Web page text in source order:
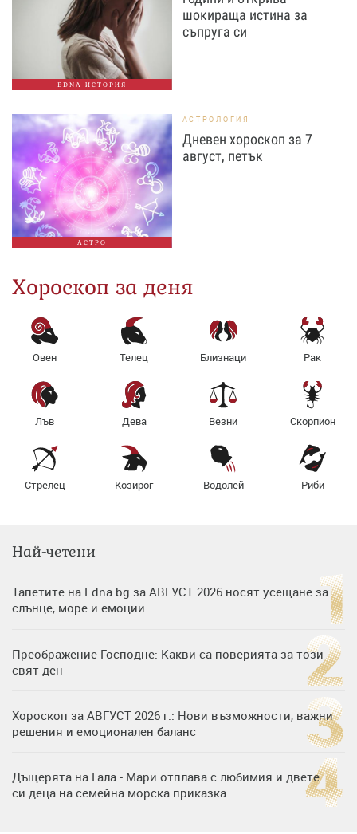
EDNA ИСТОРИЯ
шокираща истина за
съпруга си
АСТРО
АСТРОЛОГИЯ
Дневен хороскоп за 7
август, петък
Хороскоп за деня
Овен Телец Близнаци Рак
Лъв Дева Везни Скорпион
Стрелец Козирог Водолей Риби
Най-четени
Тапетите на Edna.bg за АВГУСТ 2026 носят усещане за
слънце, море и емоции
Преображение Господне: Какви са поверията за този
свят ден
Хороскоп за АВГУСТ 2026 г.: Нови възможности, важни
решения и емоционален баланс
Дъщерята на Гала - Мари отплава с любимия и двете
си деца на семейна морска приказка